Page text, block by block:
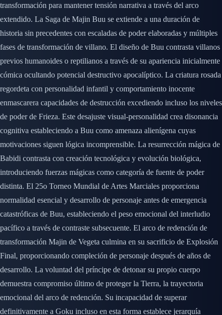
transformación para mantener tensión narrativa a través del arco
extendido. La Saga de Majin Buu se extiende a una duración de
historia sin precedentes con escaladas de poder elaboradas y múltiples
fases de transformación de villano. El diseño de Buu contrasta villanos
previos humanoides o reptilianos a través de su apariencia inicialmente
cómica ocultando potencial destructivo apocalíptico. La criatura rosada
regordeta con personalidad infantil y comportamiento inocente
enmascarera capacidades de destrucción excediendo incluso los niveles
de poder de Frieza. Este desajuste visual-personalidad crea disonancia
cognitiva estableciendo a Buu como amenaza alienígena cuyas
motivaciones siguen lógica incomprensible. La resurrección mágica de
Babidi contrasta con creación tecnológica y evolución biológica,
introduciendo fuerzas mágicas como categoría de fuente de poder
distinta. El 25o Torneo Mundial de Artes Marciales proporciona
normalidad esencial y desarrollo de personaje antes de emergencia
catastróficas de Buu, estableciendo el peso emocional del interludio
pacífico a través de contraste subsecuente. El arco de redención de
transformación Majin de Vegeta culmina en su sacrificio de Explosión
Final, proporcionando compleción de personaje después de años de
desarrollo. La voluntad del príncipe de detonar su propio cuerpo
demuestra compromiso último de proteger la Tierra, la trayectoria
emocional del arco de redención. Su incapacidad de superar
definitivamente a Goku incluso en esta forma establece jerarquía